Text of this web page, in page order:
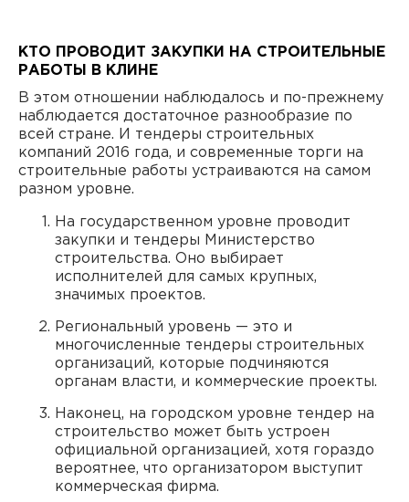
КТО ПРОВОДИТ ЗАКУПКИ НА СТРОИТЕЛЬНЫЕ
РАБОТЫ В КЛИНЕ
В этом отношении наблюдалось и по-прежнему
наблюдается достаточное разнообразие по
всей стране. И тендеры строительных
компаний 2016 года, и современные торги на
строительные работы устраиваются на самом
разном уровне.
На государственном уровне проводит
закупки и тендеры Министерство
строительства. Оно выбирает
исполнителей для самых крупных,
значимых проектов.
Региональный уровень — это и
многочисленные тендеры строительных
организаций, которые подчиняются
органам власти, и коммерческие проекты.
Наконец, на городском уровне тендер на
строительство может быть устроен
официальной организацией, хотя гораздо
вероятнее, что организатором выступит
коммерческая фирма.